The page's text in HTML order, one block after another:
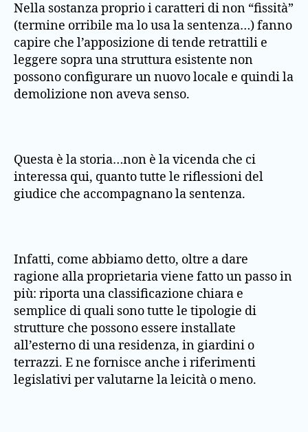
Nella sostanza proprio i caratteri di non “fissità”
(termine orribile ma lo usa la sentenza…) fanno
capire che l’apposizione di tende retrattili e
leggere sopra una struttura esistente non
possono configurare un nuovo locale e quindi la
demolizione non aveva senso.
Questa è la storia…non è la vicenda che ci
interessa qui, quanto tutte le riflessioni del
giudice che accompagnano la sentenza.
Infatti, come abbiamo detto, oltre a dare
ragione alla proprietaria viene fatto un passo in
più: riporta una classificazione chiara e
semplice di quali sono tutte le tipologie di
strutture che possono essere installate
all’esterno di una residenza, in giardini o
terrazzi. E ne fornisce anche i riferimenti
legislativi per valutarne la leicità o meno.